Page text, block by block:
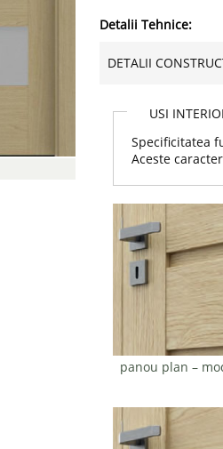
Detalii Tehnice:
DETALII
USI
Specificitatea
Aceste
panou plan –